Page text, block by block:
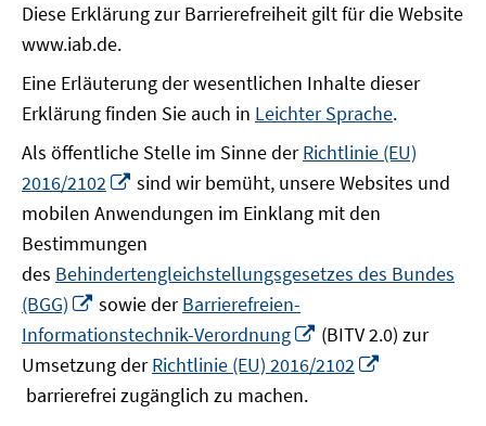
Diese Erklärung zur Barrierefreiheit gilt für die Website
www.iab.de.
Eine Erläuterung der wesentlichen Inhalte dieser
Erklärung finden Sie auch in Leichter Sprache.
Als öffentliche Stelle im Sinne derRichtlinie (EU)
2016/2102
In
neuem
Fenster
öffnen
sind wir bemüht, unsere Websites und
mobilen Anwendungen im Einklang mit den
Bestimmungen
des Behindertengleichstellungsgesetzes des Bundes
(BGG)
In
neuem
Fenster
öffnen
sowie derBarrierefreien-
Informationstechnik-Verordnung
In
neuem
(BITV 2.0) zur
Umsetzung derRichtlinie (EU) 2016/2102
In
barrierefrei zugänglich zu machen.